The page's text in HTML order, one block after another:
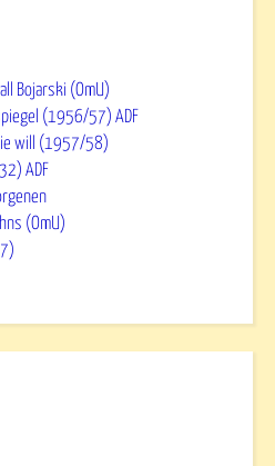
Bojarski (OmU)
(1956/57) ADF
will (1957/58)
ADF
(OmU)